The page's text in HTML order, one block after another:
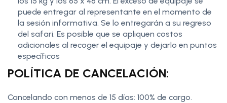
puede entregar al representante en el momento de
la sesión informativa. Se lo entregarán a su regreso
del safari. Es posible que se apliquen costos
adicionales al recoger el equipaje y dejarlo en puntos
específicos
POLÍTICA DE CANCELACIÓN:
Cancelando con menos de 15 días: 100% de cargo.